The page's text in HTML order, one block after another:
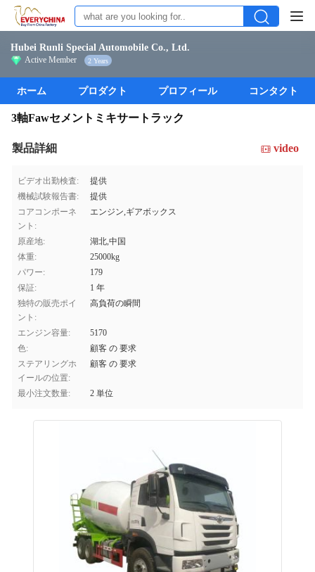
Hubei Runli Special Automobile Co., Ltd.
Active Member 2 Years
ホーム プロダクト プロフィール コンタクト
3軸Fawセメントミキサートラック
製品詳細 video
ビデオ出勤検査:
提供
機械試験報告書:
提供
コアコンポーネ
ント:
エンジン,ギアボックス
原産地:
湖北,中国
体重:
25000kg
パワー:
179
保証:
1 年
独特の販売ポイ
ント:
高負荷の瞬間
エンジン容量:
5170
色:
顧客 の 要求
ステアリングホ
イールの位置:
顧客 の 要求
最小注文数量: 2 単位